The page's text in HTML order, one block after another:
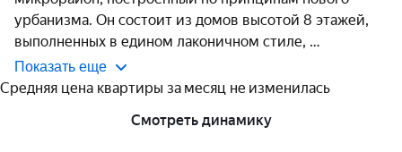
урбанизма. Он состоит из домов высотой 8 этажей,
выполненных в едином лаконичном стиле,
Показать еще
Средняя цена квартиры за месяц не изменилась
Смотреть динамику